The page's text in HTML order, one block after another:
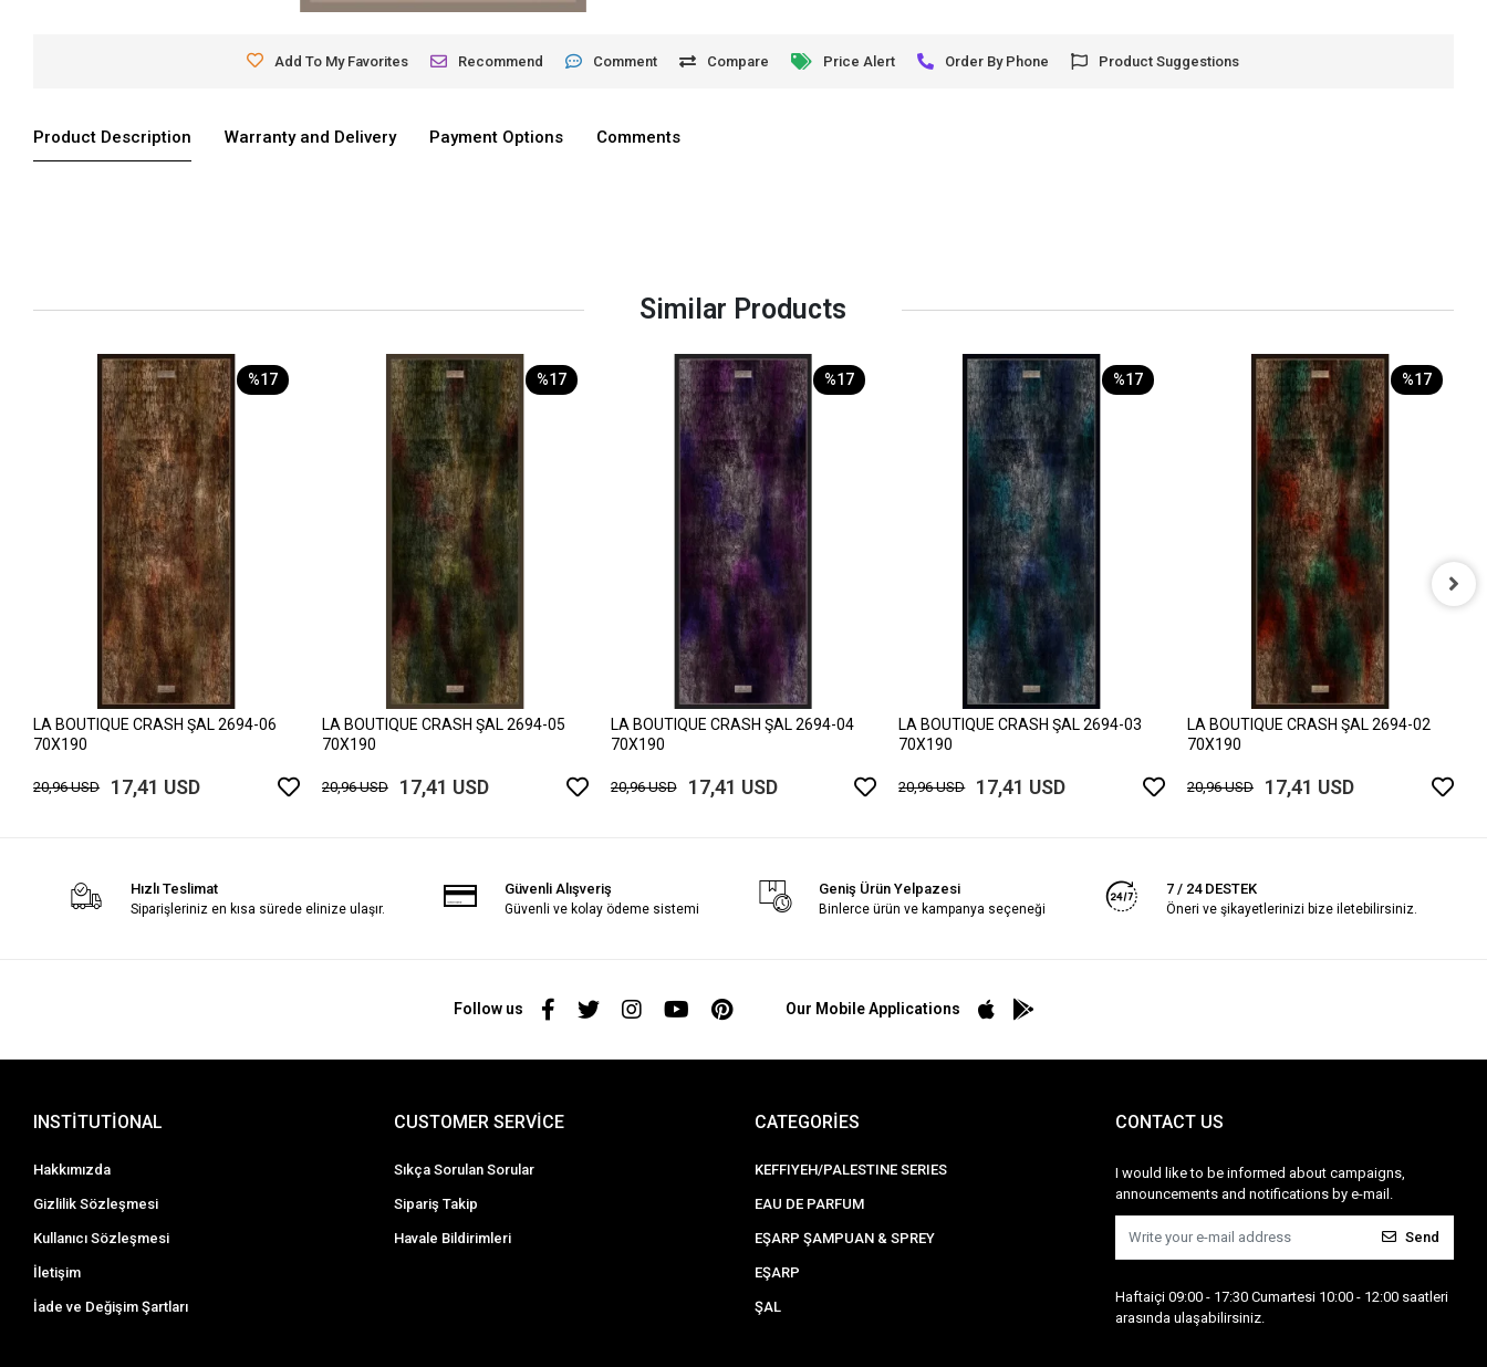
Add To My Favorites Recommend Comment Compare Price Alert Order By Phone Product Suggestions
Product Description Warranty and Delivery Payment Options Comments
Similar Products
%17
LA BOUTIQUE CRASH ŞAL 2694-06
70X190
20,96 USD 17,41 USD
%17
LA BOUTIQUE CRASH ŞAL 2694-05
70X190
20,96 USD 17,41 USD
%17
LA BOUTIQUE CRASH ŞAL 2694-04
70X190
20,96 USD 17,41 USD
%17
LA BOUTIQUE CRASH ŞAL 2694-03
70X190
20,96 USD 17,41 USD
%17
LA BOUTIQUE CRASH ŞAL 2694-02
70X190
20,96 USD 17,41 USD
Hızlı Teslimat
Siparişleriniz en kısa sürede elinize ulaşır.
Güvenli Alışveriş
Güvenli ve kolay ödeme sistemi
Geniş Ürün Yelpazesi
Binlerce ürün ve kampanya seçeneği
7 / 24 DESTEK
Öneri ve şikayetlerinizi bize iletebilirsiniz.
Follow us Our Mobile Applications
INSTİTUTİONAL
Hakkımızda
Gizlilik Sözleşmesi
Kullanıcı Sözleşmesi
İletişim
İade ve Değişim Şartları
CUSTOMER SERVİCE
Sıkça Sorulan Sorular
Sipariş Takip
Havale Bildirimleri
CATEGORİES
KEFFIYEH/PALESTINE SERIES
EAU DE PARFUM
EŞARP ŞAMPUAN & SPREY
EŞARP
ŞAL
CONTACT US
I would like to be informed about campaigns,
announcements and notifications by e-mail.
Send
Haftaiçi 09:00 - 17:30 Cumartesi 10:00 - 12:00 saatleri
arasında ulaşabilirsiniz.